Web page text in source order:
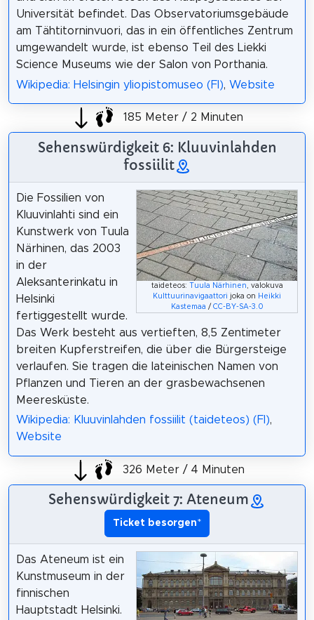
Universität befindet. Das Observatoriumsgebäude
am Tähtitorninvuori, das in ein öffentliches Zentrum
umgewandelt wurde, ist ebenso Teil des Liekki
Science Museums wie der Salon von Porthania.
Wikipedia: Helsingin yliopistomuseo (FI), Website
185 Meter / 2 Minuten
Sehenswürdigkeit 6: Kluuvinlahden
fossiilit
taideteos: Tuula Närhinen , valokuva
Kulttuurinavigaattori joka on Heikki
Kastemaa / CC-BY-SA-3.0
Die Fossilien von
Kluuvinlahti sind ein
Kunstwerk von Tuula
Närhinen, das 2003
in der
Aleksanterinkatu in
Helsinki
fertiggestellt wurde.
Das Werk besteht aus vertieften, 8,5 Zentimeter
breiten Kupferstreifen, die über die Bürgersteige
verlaufen. Sie tragen die lateinischen Namen von
Pflanzen und Tieren an der grasbewachsenen
Meeresküste.
Wikipedia: Kluuvinlahden fossiilit (taideteos) (FI),
Website
326 Meter / 4 Minuten
Sehenswürdigkeit 7: Ateneum
Ticket besorgen*
Das Ateneum ist ein
Kunstmuseum in der
finnischen
Hauptstadt Helsinki.